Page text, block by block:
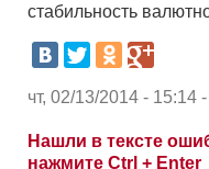
стабильность
чт, 02/13/2014 - 15:14
Нашли в тексте
нажмите Ctrl + Enter